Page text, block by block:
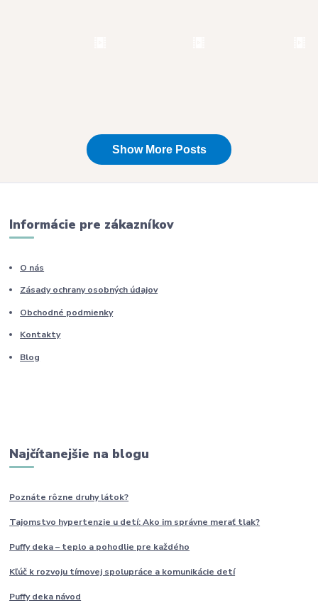
Informácie pre zákazníkov
O nás
Zásady ochrany osobných údajov
Obchodné podmienky
Kontakty
Blog
Najčítanejšie na blogu
Poznáte rôzne druhylátok?
Tajomstvo hypertenzie u detí: Ako im správne merať tlak?
Puffy deka – teplo a pohodlie pre každého
Kľúč k rozvoju tímovej spolupráce a komunikácie detí
Puffy deka návod